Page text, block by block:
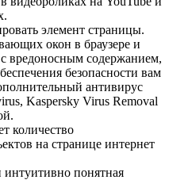
элемент страницы.
окон в браузере и
вредоносным содержанием,
безопасности вам
антивирус
Kaspersky Virus Removal
количество
на странице интернет
понятная